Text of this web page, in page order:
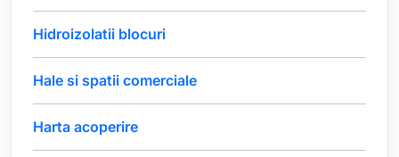
Hidroizolatii blocuri
Hale si spatii comerciale
Harta acoperire